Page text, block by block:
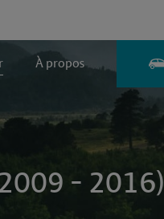
À propos
- 2016)